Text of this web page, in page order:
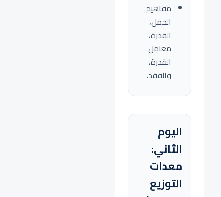
مفاهيم
الحمل،
القدرة،
معامل
القدرة،
والفقد.
اليوم
الثاني:
معدات
التوزيع